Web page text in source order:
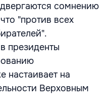
сомнению
"против всех
президенты
настаивает на
Верховным